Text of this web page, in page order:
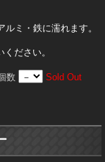
ミ・鉄に濡れます。
ださい。
数 Sold Out